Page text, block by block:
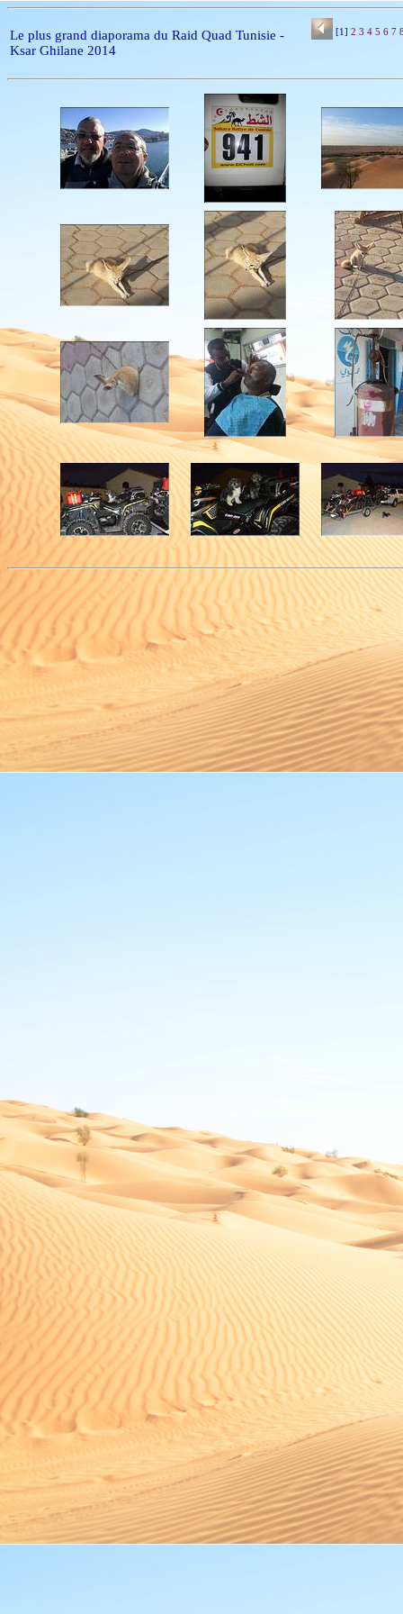
Le plus grand diaporama du Raid Quad Tunisie -
Ksar Ghilane 2014
[1] 2 3 4 5 6 7